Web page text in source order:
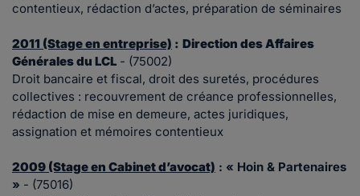
contentieux, rédaction d’actes, préparation de séminaires
2011 (Stage en entreprise) : Direction des Affaires
Générales du LCL - (75002)
Droit bancaire et fiscal, droit des suretés, procédures
collectives : recouvrement de créance professionnelles,
rédaction de mise en demeure, actes juridiques,
assignation et mémoires contentieux
2009 (Stage en Cabinet d’avocat) : « Hoin & Partenaires
» - (75016)